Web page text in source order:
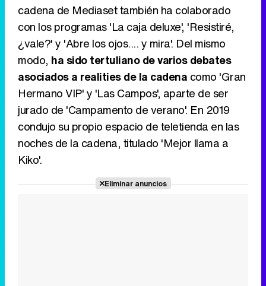
cadena de Mediaset también ha colaborado
con los programas 'La caja deluxe', 'Resistiré,
¿vale?' y 'Abre los ojos.... y mira'. Del mismo
modo, ha sido tertuliano de varios debates
asociados a realities de la cadena como 'Gran
Hermano VIP' y 'Las Campos', aparte de ser
jurado de 'Campamento de verano'. En 2019
condujo su propio espacio de teletienda en las
noches de la cadena, titulado 'Mejor llama a
Kiko'.
Eliminar anuncios